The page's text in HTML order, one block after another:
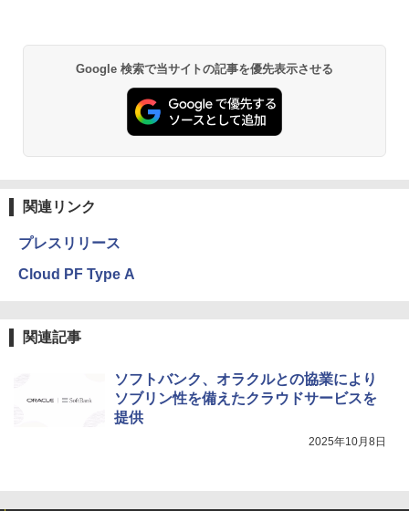
Google 検索で当サイトの記事を優先表示させる
関連リンク
プレスリリース
Cloud PF Type A
関連記事
ソフトバンク、オラクルとの協業により
ソブリン性を備えたクラウドサービスを
提供
2025年10月8日